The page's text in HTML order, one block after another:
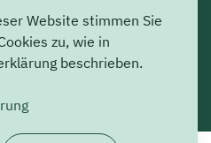
Website stimmen Sie
zu, wie in
beschrieben.